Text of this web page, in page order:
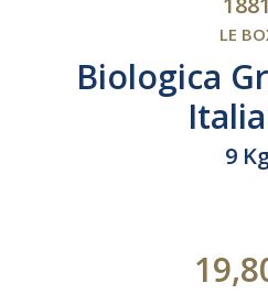
LE
Biologica
9